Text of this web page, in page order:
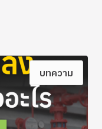
บทความ